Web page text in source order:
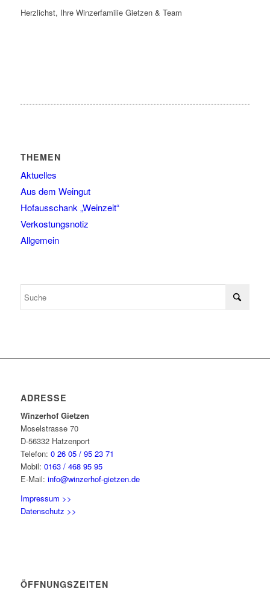
Herzlichst, Ihre Winzerfamilie Gietzen & Team
THEMEN
Aktuelles
Aus dem Weingut
Hofausschank „Weinzeit“
Verkostungsnotiz
Allgemein
ADRESSE
Winzerhof Gietzen
Moselstrasse 70
D-56332 Hatzenport
Telefon: 0 26 05 / 95 23 71
Mobil: 0163 / 468 95 95
E-Mail: info@winzerhof-gietzen.de
Impressum >>
Datenschutz >>
ÖFFNUNGSZEITEN